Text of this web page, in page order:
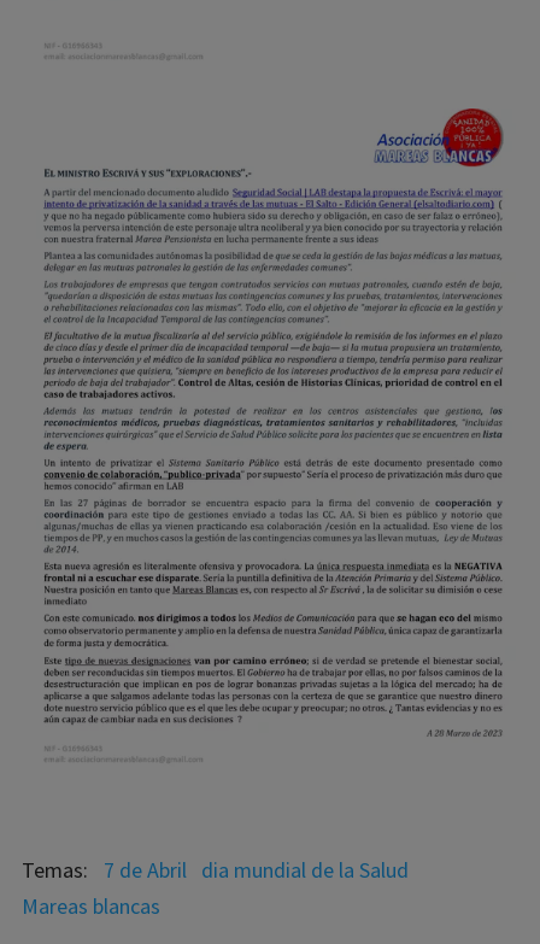
7 de Abril dia mundial de la Salud
Mareas blancas